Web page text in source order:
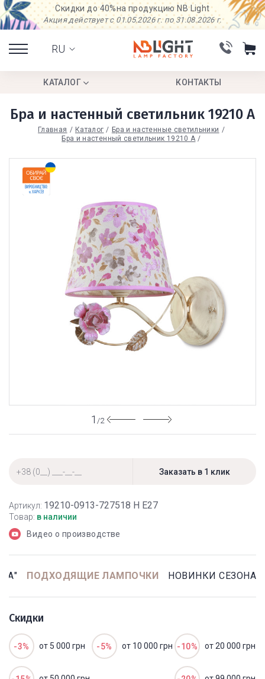
Скидки до 40%на продукцию NB Light
Акция действует с 01.05.2026 г. по 31.08.2026 г.
RU
КАТАЛОГ КОНТАКТЫ
Бра и настенный светильник 19210 А
Главная Каталог
Бра и настенные светильники
Бра и настенный светильник 19210 А
1 /2
Артикул: 19210-0913-727518 Н Е27
Товар: в наличии
Видео о производстве
ПОДХОДЯЩИЕ ЛАМПОЧКИ НОВИНКИ СЕЗОНА
Скидки
-3% от 5 000 грн -5% от 10 000 грн -10% от 20 000 грн